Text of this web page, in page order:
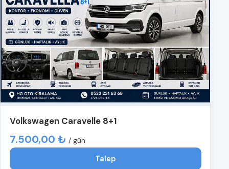
Volkswagen Caravelle 8+1
7.500,00 ₺ / gün
Talep